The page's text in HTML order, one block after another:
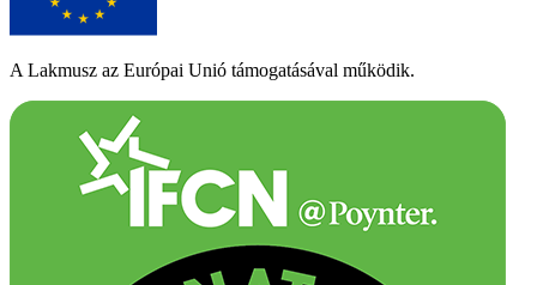
A Lakmusz az Európai Unió támogatásával működik.